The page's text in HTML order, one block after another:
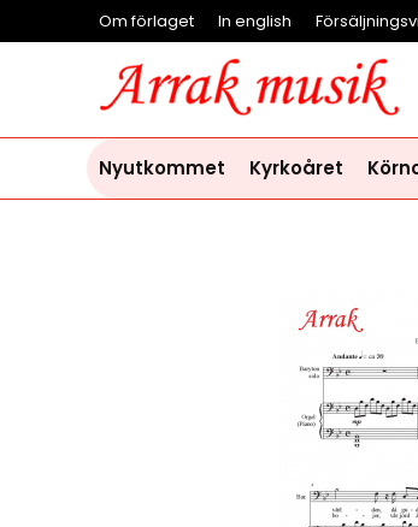
Om förlaget In english
Nyutkommet Kyrkoåret